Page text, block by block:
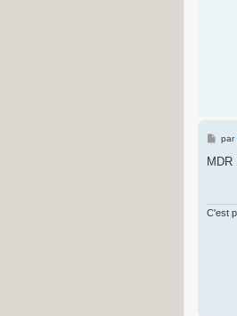
M
s
par
MDR
C'est